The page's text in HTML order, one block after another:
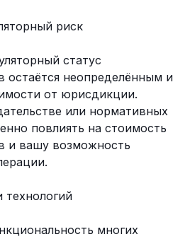
риск
статус
остаётся неопределённым и
от юрисдикции.
или нормативных
повлиять на стоимость
и вашу возможность
технологий
многих